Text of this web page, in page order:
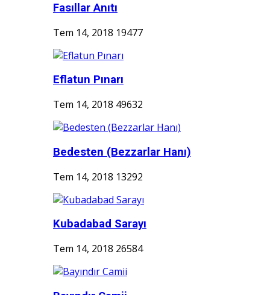
Fasıllar Anıtı
Tem 14, 2018 19477
Eflatun Pınarı
Tem 14, 2018 49632
Bedesten (Bezzarlar Hanı)
Tem 14, 2018 13292
Kubadabad Sarayı
Tem 14, 2018 26584